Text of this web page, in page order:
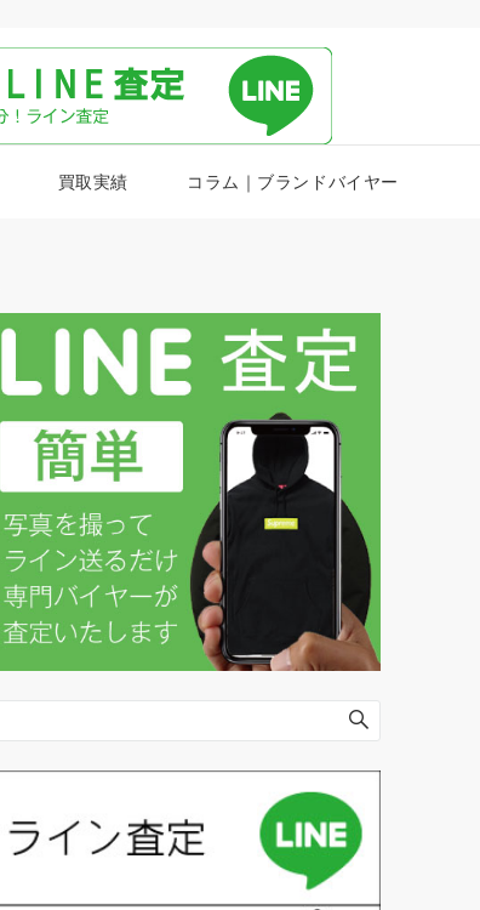
買取実績 コラム｜ブランドバイヤー